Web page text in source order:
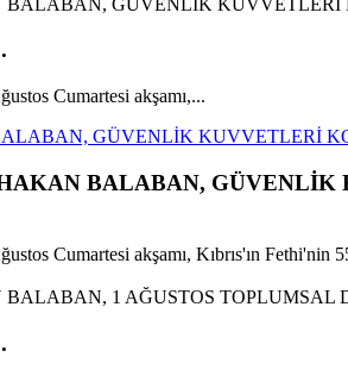
Cumartesi akşamı,...
GÜVENLİK KUVVETLERİ
BALABAN, GÜVENLİK
Cumartesi akşamı, Kıbrıs'ın Fethi'nin